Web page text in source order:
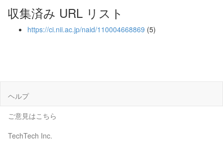
収集済み URL リスト
https://ci.nii.ac.jp/naid/110004668869 (5)
ヘルプ
ご意見はこちら
TechTech Inc.